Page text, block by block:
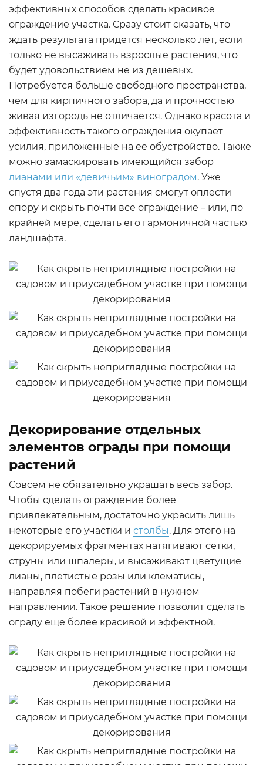
эффективных способов сделать красивое
ограждение участка. Сразу стоит сказать, что
ждать результата придется несколько лет, если
только не высаживать взрослые растения, что
будет удовольствием не из дешевых.
Потребуется больше свободного пространства,
чем для кирпичного забора, да и прочностью
живая изгородь не отличается. Однако красота и
эффективность такого ограждения окупает
усилия, приложенные на ее обустройство. Также
можно замаскировать имеющийся забор
лианами или «девичьим» виноградом. Уже
спустя два года эти растения смогут оплести
опору и скрыть почти все ограждение – или, по
крайней мере, сделать его гармоничной частью
ландшафта.
Декорирование отдельных
элементов ограды при помощи
растений
Совсем не обязательно украшать весь забор.
Чтобы сделать ограждение более
привлекательным, достаточно украсить лишь
некоторые его участки и столбы. Для этого на
декорируемых фрагментах натягивают сетки,
струны или шпалеры, и высаживают цветущие
лианы, плетистые розы или клематисы,
направляя побеги растений в нужном
направлении. Такое решение позволит сделать
ограду еще более красивой и эффектной.